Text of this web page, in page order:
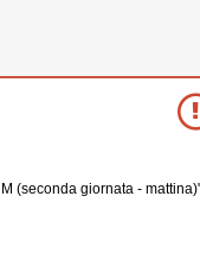
(seconda giornata -